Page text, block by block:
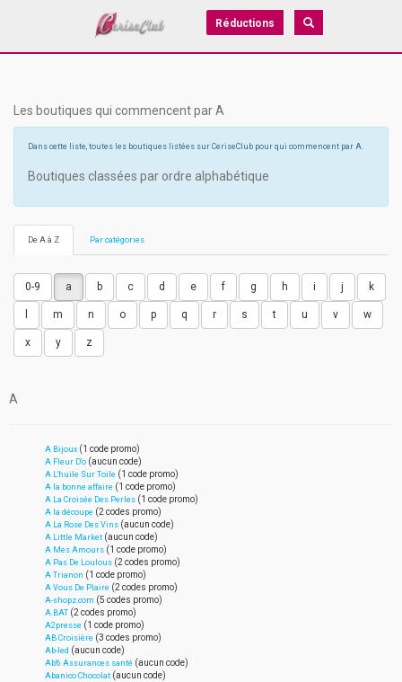
Réductions
Les boutiques qui commencent par A
Dans cette liste, toutes les boutiques listées sur CeriseClub pour qui commencent par A.
Boutiques classées par ordre alphabétique
De A à Z Par catégories
0-9 a b c d e f g h i j k
m n o p q r s t u v w
x y z
A
A Bijoux (1 code promo)
A Fleur D'o (aucun code)
A L'huile Sur Toile (1 code promo)
A la bonne affaire (1 code promo)
A La Croisée Des Perles (1 code promo)
A la découpe (2 codes promo)
A La Rose Des Vins (aucun code)
A Little Market (aucun code)
A Mes Amours (1 code promo)
A Pas De Loulous (2 codes promo)
A Trianon (1 code promo)
A Vous De Plaire (2 codes promo)
A-shopz.com (5 codes promo)
A.BAT (2 codes promo)
A2presse (1 code promo)
AB Croisière (3 codes promo)
Ab-led (aucun code)
Ab'6 Assurances santé (aucun code)
Abanico Chocolat (aucun code)